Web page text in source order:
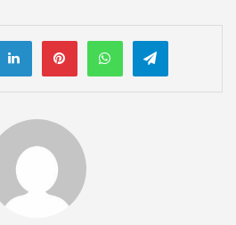
LinkedInPinterestWhatsAppTelegram